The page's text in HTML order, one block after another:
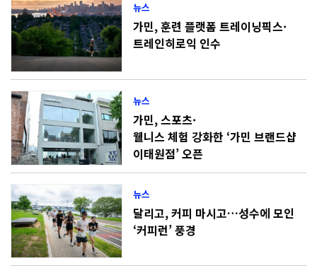
뉴스
가민, 훈련 플랫폼 트레이닝픽스·
트레인히로익 인수
뉴스
가민, 스포츠·
웰니스 체험 강화한 ‘가민 브랜드샵
이태원점’ 오픈
뉴스
달리고, 커피 마시고…성수에 모인
‘커피런’ 풍경